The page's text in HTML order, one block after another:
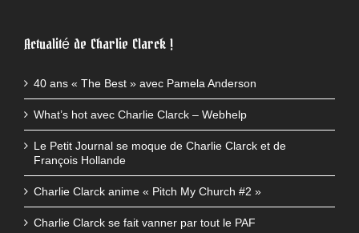
Actualité de Charlie Clarck !
40 ans « The Best » avec Pamela Anderson
What’s hot avec Charlie Clarck – Webhelp
Le Petit Journal se moque de Charlie Clarck et de
François Hollande
Charlie Clarck anime « Pitch My Church #2 »
Charlie Clarck se fait vanner par tout le PAF